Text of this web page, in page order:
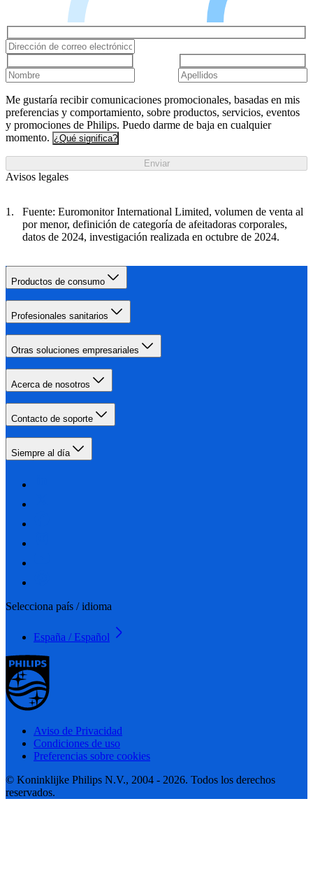
Me gustaría recibir comunicaciones promocionales, basadas en mis
preferencias y comportamiento, sobre productos, servicios, eventos
y promociones de Philips. Puedo darme de baja en cualquier
momento. ¿Qué significa?
Enviar
Avisos legales
Fuente: Euromonitor International Limited, volumen de venta al
por menor, definición de categoría de afeitadoras corporales,
datos de 2024, investigación realizada en octubre de 2024.
Productos de consumo
Profesionales sanitarios
Otras soluciones empresariales
Acerca de nosotros
Contacto de soporte
Siempre al día
Selecciona país / idioma
España / Español
Aviso de Privacidad
Condiciones de uso
Preferencias sobre cookies
© Koninklijke Philips N.V., 2004 - 2026. Todos los derechos
reservados.